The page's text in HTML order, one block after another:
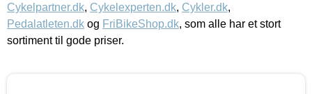
Cykelpartner.dk, Cykelexperten.dk, Cykler.dk,
Pedalatleten.dk og FriBikeShop.dk, som alle har et stort
sortiment til gode priser.